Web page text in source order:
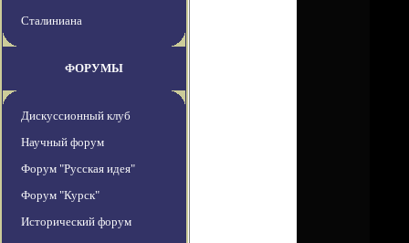
Сталиниана
ФОРУМЫ
Дискуссионный клуб
Научный форум
Форум "Русская идея"
Форум "Курск"
Исторический форум